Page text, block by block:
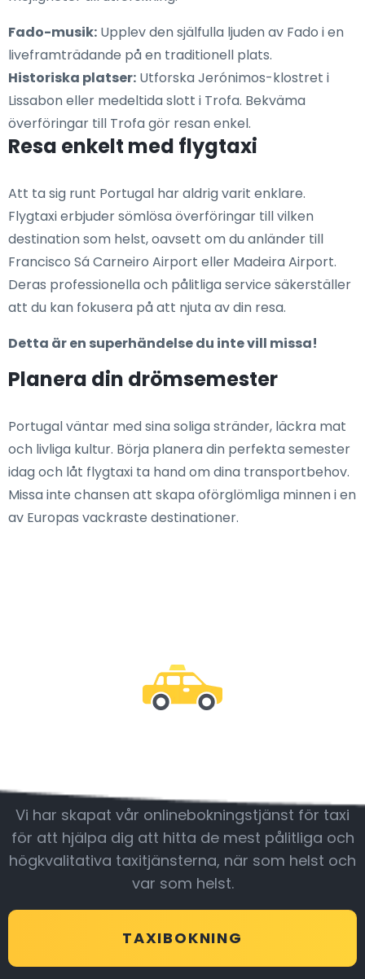
Fado-musik: Upplev den själfulla ljuden av Fado i en
liveframträdande på en traditionell plats.
Historiska platser: Utforska Jerónimos-klostret i
Lissabon eller medeltida slott i Trofa. Bekväma
överföringar till Trofa gör resan enkel.
Resa enkelt med flygtaxi
Att ta sig runt Portugal har aldrig varit enklare.
Flygtaxi erbjuder sömlösa överföringar till vilken
destination som helst, oavsett om du anländer till
Francisco Sá Carneiro Airport eller Madeira Airport.
Deras professionella och pålitliga service säkerställer
att du kan fokusera på att njuta av din resa.
Detta är en superhändelse du inte vill missa!
Planera din drömsemester
Portugal väntar med sina soliga stränder, läckra mat
och livliga kultur. Börja planera din perfekta semester
idag och låt flygtaxi ta hand om dina transportbehov.
Missa inte chansen att skapa oförglömliga minnen i en
av Europas vackraste destinationer.
Vi har skapat vår onlinebokningstjänst för taxi
för att hjälpa dig att hitta de mest pålitliga och
högkvalitativa taxitjänsterna, när som helst och
var som helst.
TAXIBOKNING